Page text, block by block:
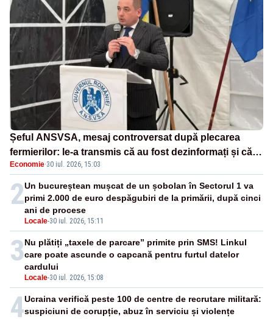
Șeful ANSVSA, mesaj controversat după plecarea
fermierilor: le-a transmis că au fost dezinformați și că
nu-și dă demisia
Economie·30 iul. 2026, 15:03
2
Locale-30 iul. 2026, 15:11
Un bucureștean mușcat de un șobolan în Sectorul 1 va
primi 2.000 de euro despăgubiri de la primării, după cinci
ani de procese
3
Locale-30 iul. 2026, 15:08
Nu plătiți „taxele de parcare” primite prin SMS! Linkul
care poate ascunde o capcană pentru furtul datelor
cardului
4Ucraina verifică peste 100 de centre de recrutare militară:
suspiciuni de corupție, abuz în serviciu și violențe